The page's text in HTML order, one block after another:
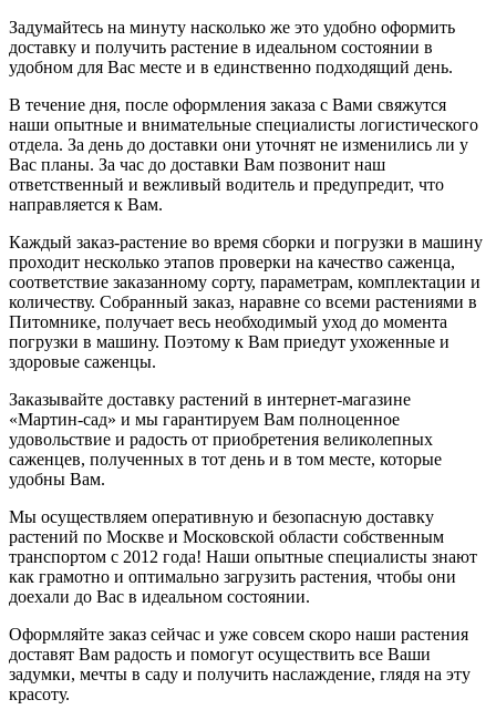
Задумайтесь на минуту насколько же это удобно оформить
доставку и получить растение в идеальном состоянии в
удобном для Вас месте и в единственно подходящий день.
В течение дня, после оформления заказа с Вами свяжутся
наши опытные и внимательные специалисты логистического
отдела. За день до доставки они уточнят не изменились ли у
Вас планы. За час до доставки Вам позвонит наш
ответственный и вежливый водитель и предупредит, что
направляется к Вам.
Каждый заказ-растение во время сборки и погрузки в машину
проходит несколько этапов проверки на качество саженца,
соответствие заказанному сорту, параметрам, комплектации и
количеству. Собранный заказ, наравне со всеми растениями в
Питомнике, получает весь необходимый уход до момента
погрузки в машину. Поэтому к Вам приедут ухоженные и
здоровые саженцы.
Заказывайте доставку растений в интернет-магазине
«Мартин-сад» и мы гарантируем Вам полноценное
удовольствие и радость от приобретения великолепных
саженцев, полученных в тот день и в том месте, которые
удобны Вам.
Мы осуществляем оперативную и безопасную доставку
растений по Москве и Московской области собственным
транспортом с 2012 года! Наши опытные специалисты знают
как грамотно и оптимально загрузить растения, чтобы они
доехали до Вас в идеальном состоянии.
Оформляйте заказ сейчас и уже совсем скоро наши растения
доставят Вам радость и помогут осуществить все Ваши
задумки, мечты в саду и получить наслаждение, глядя на эту
красоту.